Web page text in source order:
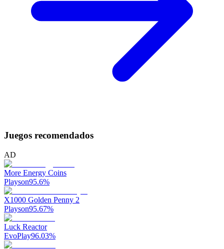
Juegos recomendados
AD
More Energy Coins
Playson95.6%
X1000 Golden Penny 2
Playson95.67%
Luck Reactor
EvoPlay96.03%